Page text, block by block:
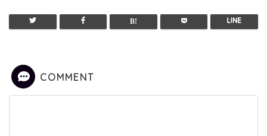
COMMENT